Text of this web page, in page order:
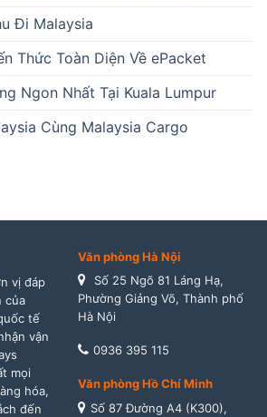
Đi Malaysia
Thức Toàn Diện Về ePacket
Ngon Nhất Tại Kuala Lumpur
Cùng Malaysia Cargo
vị đáp
của
tế
vận
mọi
hóa,
đến
Văn phòng Hà Nội
Số 25 Ngõ 81 Láng Hạ,
Phường Giảng Võ, Thành phố
Hà Nội
0936 395 115
Văn phòng Hồ Chí Minh
Số 87 Đường A4 (K300),